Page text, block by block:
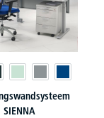
SIENNA